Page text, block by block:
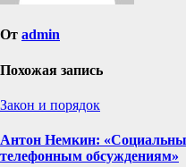
От admin
Похожая запись
Закон и порядок
Антон Немкин:
телефонным обсуждениям»